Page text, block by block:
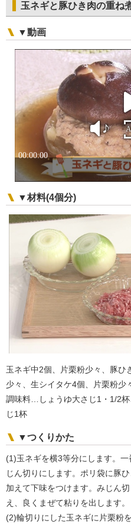
玉ネギと豚ひき肉の重ね
▼動画
▼材料(4個分)
玉ネギ中2個、片栗粉少々、豚ひ
少々、生シイタケ4個、片栗粉少
調味料…しょうゆ大さじ1・1/2
じ1杯
▼つくりかた
(1)玉ネギを横3等分にします。
じん切りにします。ポリ袋に豚
加えて下味をつけます。みじん
え、良くまぜて粘りを出します。
(2)輪切りにした玉ネギに片栗粉